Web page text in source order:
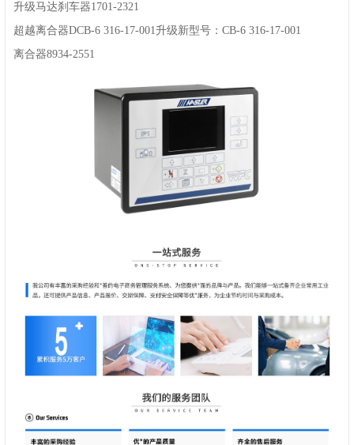
升级马达刹车器1701-2321
超越离合器DCB-6 316-17-001升级新型号：CB-6 316-17-001
离合器8934-2551